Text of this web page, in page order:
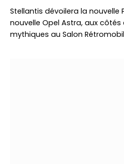
Stellantis dévoilera la nouvelle
nouvelle Opel Astra, aux côtés
mythiques au Salon